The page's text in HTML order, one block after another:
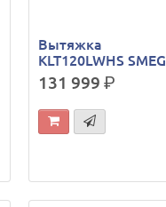
Вытяжка
KLT120LWHS SMEG
131 999р.